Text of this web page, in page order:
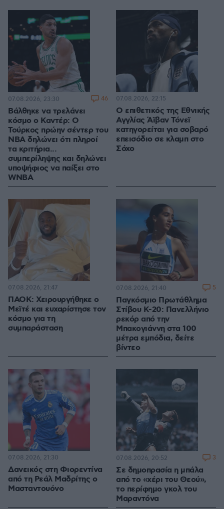
Βάλθηκε να τρελάνει
κόσμο ο Καντέρ: Ο
Τούρκος πρώην σέντερ του
NBA δηλώνει ότι πληροί
τα κριτήρια...
συμπερίληψης και δηλώνει
υποψήφιος να παίξει στο
WNBA
07.08.2026, 23:30 46
Ο επιθετικός της Εθνικής
Αγγλίας Άϊβαν Τόνεϊ
κατηγορείται για σοβαρό
επεισόδιο σε κλαμπ στο
Σόχο
07.08.2026, 22:15
ΠΑΟΚ: Χειρουργήθηκε ο
Μεϊτέ και ευχαρίστησε τον
κόσμο για τη
συμπαράσταση
07.08.2026, 21:47
Παγκόσμιο Πρωτάθλημα
Στίβου Κ-20: Πανελλήνιο
ρεκόρ από την
Μπακογιάννη στα 100
μέτρα εμπόδια, δείτε
βίντεο
07.08.2026, 21:40 5
Δανεικός στη Φιορεντίνα
από τη Ρεάλ Μαδρίτης ο
Μασταντουόνο
07.08.2026, 21:30
Σε δημοπρασία η μπάλα
από το «χέρι του Θεού»,
το περίφημο γκολ του
Μαραντόνα
07.08.2026, 20:52 3